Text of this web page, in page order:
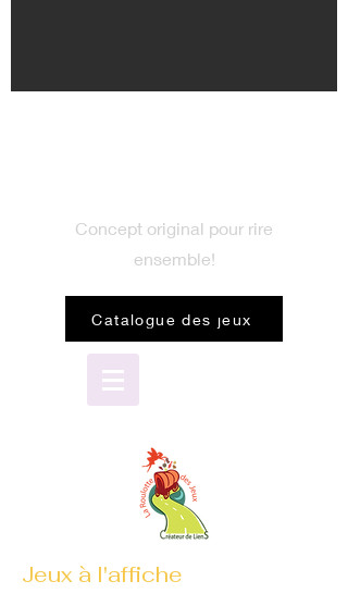
Concept original pour rire
ensemble!
Catalogue des jeux
Jeux à l'affiche